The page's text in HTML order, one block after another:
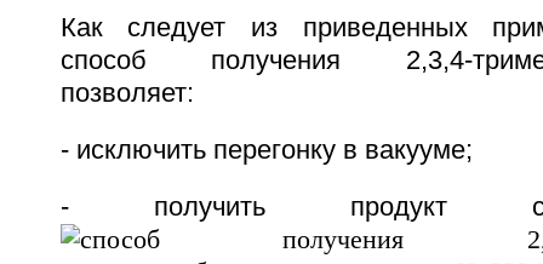
Как следует из приведенных
способ получения 2,3,4-
позволяет:
- исключить перегонку в вакууме;
- получить продукт с